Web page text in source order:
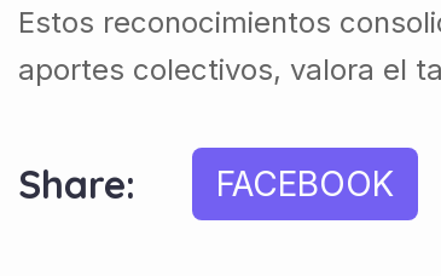
Estos reconocimientos
aportes colectivos, valora el
Share: FACEBOOK